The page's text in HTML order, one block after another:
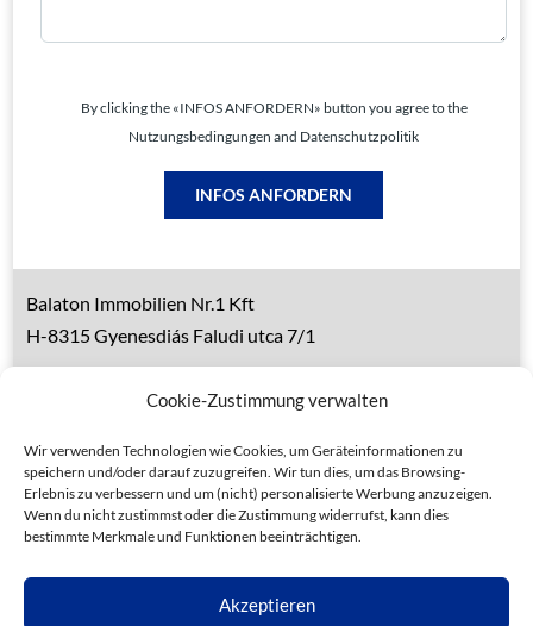
Cookie-Zustimmung verwalten
Wir verwenden Technologien wie Cookies, um Geräteinformationen zu
speichern und/oder darauf zuzugreifen. Wir tun dies, um das Browsing-
Erlebnis zu verbessern und um (nicht) personalisierte Werbung anzuzeigen.
Wenn du nicht zustimmst oder die Zustimmung widerrufst, kann dies
bestimmte Merkmale und Funktionen beeinträchtigen.
Akzeptieren
By clicking the «INFOS ANFORDERN» button you agree to the
Nutzungsbedingungen and Datenschutzpolitik
INFOS ANFORDERN
Balaton Immobilien Nr.1 Kft
H-8315 Gyenesdiás Faludi utca 7/1
Handy 1: 0036 30 153 7382 (deutsch)
Handy 2: 0036 20 935 6160 (ungarisch)
Allgemeine Geschäftsbedingungen